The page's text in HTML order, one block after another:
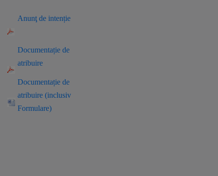
Anunţ de intenție
Documentație de
atribuire
Documentație de
atribuire (inclusiv
Formulare)